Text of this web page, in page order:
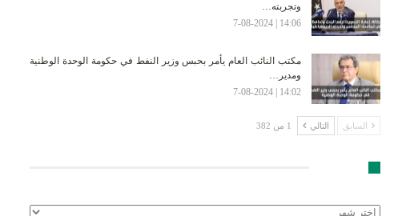
وتجربته…
14:06 | 7-08-2024
مكتب النائب العام يأمر بحبس وزير النفط في حكومة الوحدة الوطنية
ومدير…
14:02 | 7-08-2024
السابق التالي 1 من 382
الأرشيف